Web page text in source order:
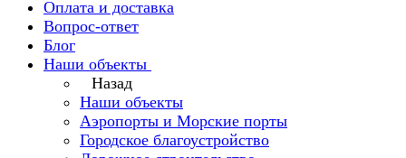
Оплата и доставка
Вопрос-ответ
Блог
Наши объекты
Назад
Наши объекты
Аэропорты и Морские порты
Городское благоустройство